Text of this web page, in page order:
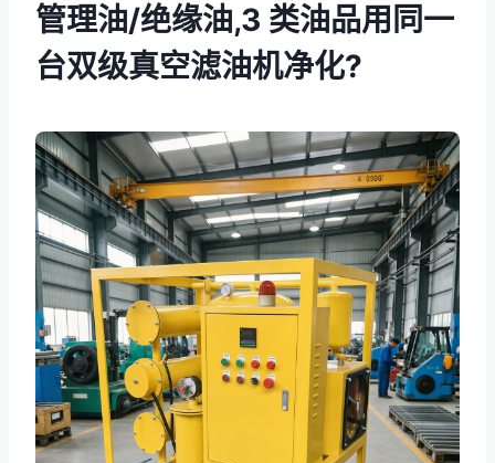
管理油/绝缘油,3 类油品用同一
台双级真空滤油机净化?